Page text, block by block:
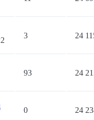
3 24
93 24
0 24